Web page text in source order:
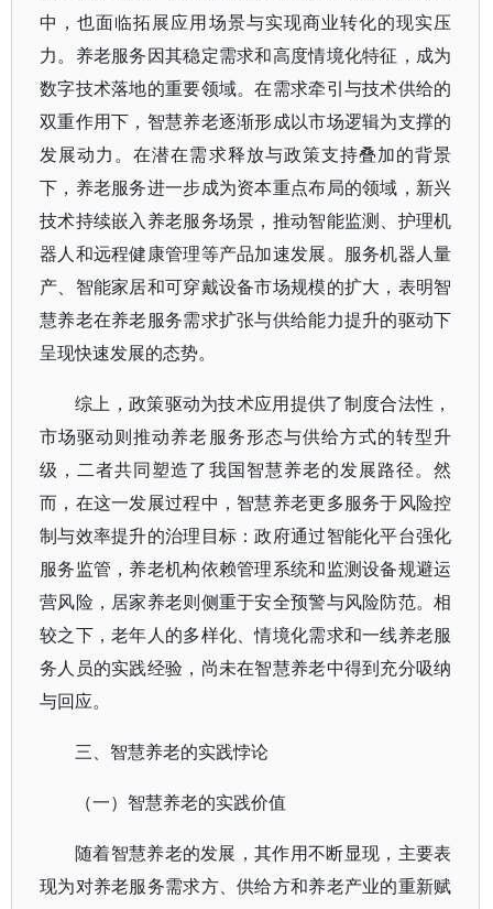
中，也面临拓展应用场景与实现商业转化的现实压
力。养老服务因其稳定需求和高度情境化特征，成为
数字技术落地的重要领域。在需求牵引与技术供给的
双重作用下，智慧养老逐渐形成以市场逻辑为支撑的
发展动力。在潜在需求释放与政策支持叠加的背景
下，养老服务进一步成为资本重点布局的领域，新兴
技术持续嵌入养老服务场景，推动智能监测、护理机
器人和远程健康管理等产品加速发展。服务机器人量
产、智能家居和可穿戴设备市场规模的扩大，表明智
慧养老在养老服务需求扩张与供给能力提升的驱动下
呈现快速发展的态势。
综上，政策驱动为技术应用提供了制度合法性，
市场驱动则推动养老服务形态与供给方式的转型升
级，二者共同塑造了我国智慧养老的发展路径。然
而，在这一发展过程中，智慧养老更多服务于风险控
制与效率提升的治理目标：政府通过智能化平台强化
服务监管，养老机构依赖管理系统和监测设备规避运
营风险，居家养老则侧重于安全预警与风险防范。相
较之下，老年人的多样化、情境化需求和一线养老服
务人员的实践经验，尚未在智慧养老中得到充分吸纳
与回应。
三、智慧养老的实践悖论
（一）智慧养老的实践价值
随着智慧养老的发展，其作用不断显现，主要表
现为对养老服务需求方、供给方和养老产业的重新赋